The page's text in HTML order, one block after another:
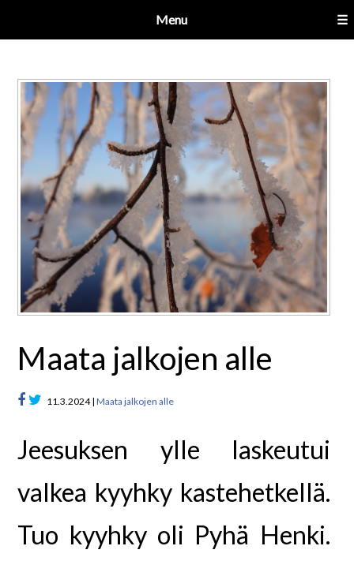
Menu ☰
Maata jalkojen alle
11.3.2024 |Maata jalkojen alle
Jeesuksen ylle laskeutui
valkea kyyhky kastehetkellä.
Tuo kyyhky oli Pyhä Henki.